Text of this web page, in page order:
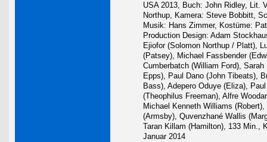
USA 2013, Buch: John Ridley, Lit.
Northup, Kamera: Steve Bobbitt,
Musik: Hans Zimmer, Kostüme:
Production Design: Adam
Ejiofor (Solomon Northup / Platt),
(Patsey), Michael Fassbender
Cumberbatch (William Ford),
Epps), Paul Dano (John Tibeats),
Bass), Adepero Oduye (Eliza),
(Theophilus Freeman), Alfre
Michael Kenneth Williams
(Armsby), Quvenzhané Wallis
Taran Killam (Hamilton), 133 Min.,
Januar 2014